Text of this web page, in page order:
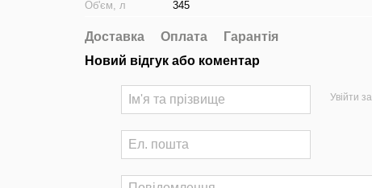
Об'єм, л 345
Доставка Оплата
Гарантія
Новий відгук або коментар
Увійти